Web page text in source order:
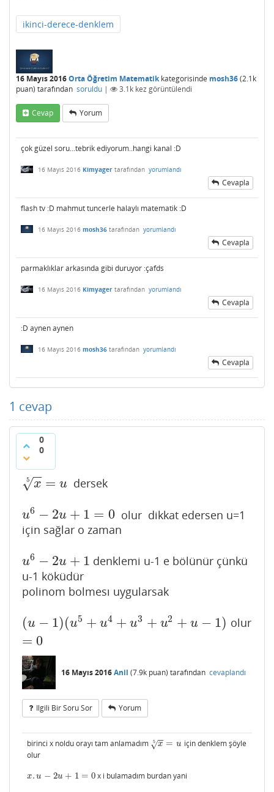
ikinci-derece-denklem
16 Mayıs 2016Orta Öğretim Matematikkategorisinde mosh36(2.1k
puan) tarafından soruldu | 3.1k kez görüntülendi
Cevap Yorum
çok güzel soru...tebrik ediyorum..hangi kanal :D
16 Mayıs 2016 Kimyager tarafından yorumlandı
Cevapla
flash tv :D mahmut tuncerle halaylı matematik :D
16 Mayıs 2016 mosh36 tarafından yorumlandı
Cevapla
parmaklıklar arkasında gibi duruyor :çafds
16 Mayıs 2016 Kimyager tarafından yorumlandı
Cevapla
:D aynen aynen
16 Mayıs 2016 mosh36 tarafından yorumlandı
Cevapla
1 cevap
0
0
x
−
−
√
5 = u
x5=u dersek
u6 − 2u + 1 = 0
u6 −2u+1=0
olur dikkat edersen u=1
için sağlar o zaman
u6 − 2u + 1
u6 −2u+1
denklemi u-1 e bölünür çünkü
u-1 köküdür
polinom bolmesı uygularsak
(u − 1)(u5 + u4 + u3 + u2 + u − 1)
= 0
(u− 1)( u5+u4 +u3+u 2+ u−1 )=0 olur
16 Mayıs 2016Anil (7.9k puan) tarafından cevaplandı
Ilgili Bir Soru Sor Yorum
birinci x noldu orayı tam anlamadım x
−
−
√
5 = u
x5=u
için denklem şöyle
olur
x. u − 2u + 1 = 0
x.u− 2u+1= 0 x i bulamadım burdan yani